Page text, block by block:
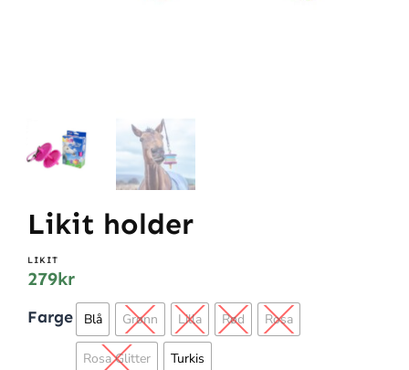
Likit holder
LIKIT
279kr
Farge Blå Grønn Lilla Rød Rosa
Rosa Glitter Turkis